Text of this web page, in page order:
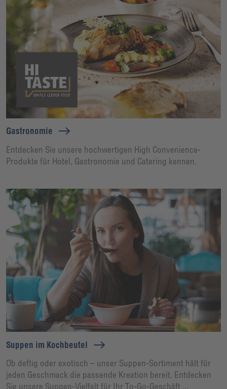
Gastronomie
Entdecken Sie unsere hochwertigen High Convenience-
Produkte für Hotel, Gastronomie und Catering kennen.
Suppen im Kochbeutel
Ob deftig oder exotisch – unser Suppen-Sortiment hält für
jeden Geschmack die passende Kreation bereit. Entdecken
Sie unsere Suppen-Vielfalt für Ihr To-Go-Geschäft ...